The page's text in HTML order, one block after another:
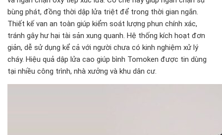
bùng phát, đồng thời dập lửa triệt để trong thời gian ngắn.
Thiết kế van an toàn giúp kiểm soát lượng phun chính xác,
tránh gây hư hại tài sản xung quanh. Hệ thống kích hoạt đơn
giản, dễ sử dụng kể cả với người chưa có kinh nghiệm xử lý
cháy. Hiệu quả dập lửa cao giúp bình Tomoken được tin dùng
tại nhiều công trình, nhà xưởng và khu dân cư.